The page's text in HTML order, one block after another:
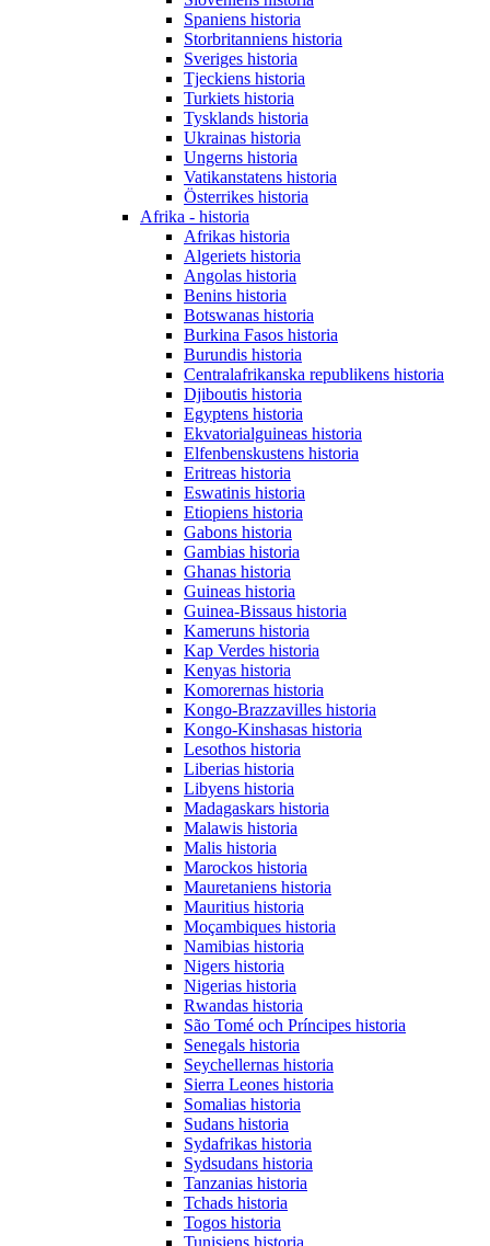
Spaniens historia
Storbritanniens historia
Sveriges historia
Tjeckiens historia
Turkiets historia
Tysklands historia
Ukrainas historia
Ungerns historia
Vatikanstatens historia
Österrikes historia
Afrika - historia
Afrikas historia
Algeriets historia
Angolas historia
Benins historia
Botswanas historia
Burkina Fasos historia
Burundis historia
Centralafrikanska republikens historia
Djiboutis historia
Egyptens historia
Ekvatorialguineas historia
Elfenbenskustens historia
Eritreas historia
Eswatinis historia
Etiopiens historia
Gabons historia
Gambias historia
Ghanas historia
Guineas historia
Guinea-Bissaus historia
Kameruns historia
Kap Verdes historia
Kenyas historia
Komorernas historia
Kongo-Brazzavilles historia
Kongo-Kinshasas historia
Lesothos historia
Liberias historia
Libyens historia
Madagaskars historia
Malawis historia
Malis historia
Marockos historia
Mauretaniens historia
Mauritius historia
Moçambiques historia
Namibias historia
Nigers historia
Nigerias historia
Rwandas historia
São Tomé och Príncipes historia
Senegals historia
Seychellernas historia
Sierra Leones historia
Somalias historia
Sudans historia
Sydafrikas historia
Sydsudans historia
Tanzanias historia
Tchads historia
Togos historia
Tunisiens historia